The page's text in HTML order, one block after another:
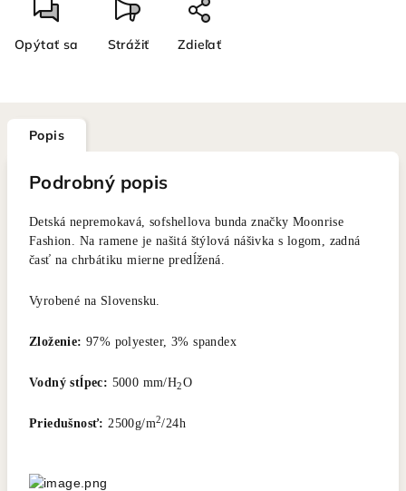
Opýtať sa Strážiť Zdieľať
Popis
Podrobný popis
Detská nepremokavá, sofshellova bunda značky Moonrise
Fashion. Na ramene je našitá štýlová nášivka s logom, zadná
časť na chrbátiku mierne predĺžená.
Vyrobené na Slovensku.
Zloženie: 97% polyester, 3% spandex
Vodný stĺpec: 5000 mm/H2O
Priedušnosť: 2500g/m2/24h